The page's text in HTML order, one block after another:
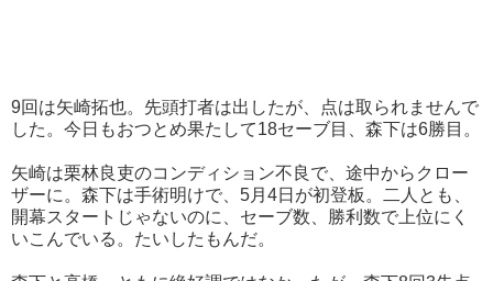
9回は矢崎拓也。先頭打者は出したが、点は取られませんで
した。今日もおつとめ果たして18セーブ目、森下は6勝目。
矢崎は栗林良吏のコンディション不良で、途中からクロー
ザーに。森下は手術明けで、5月4日が初登板。二人とも、
開幕スタートじゃないのに、セーブ数、勝利数で上位にく
いこんでいる。たいしたもんだ。